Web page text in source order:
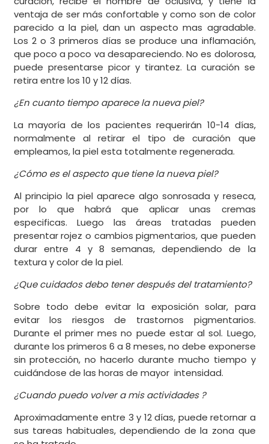
ventaja de ser más confortable y como son de color
parecido a la piel, dan un aspecto mas agradable.
Los 2 o 3 primeros días se produce una inflamación,
que poco a poco va desapareciendo. No es dolorosa,
puede presentarse picor y tirantez. La curación se
retira entre los 10 y 12 días.
¿En cuanto tiempo aparece la nueva piel?
La mayoría de los pacientes requerirán 10-14 días,
normalmente al retirar el tipo de curación que
empleamos, la piel esta totalmente regenerada.
¿Cómo es el aspecto que tiene la nueva piel?
Al principio la piel aparece algo sonrosada y reseca,
por lo que habrá que aplicar unas cremas
especificas. Luego las áreas tratadas pueden
presentar rojez o cambios pigmentarios, que pueden
durar entre 4 y 8 semanas, dependiendo de la
textura y color de la piel.
¿Que cuidados debo tener después del tratamiento?
Sobre todo debe evitar la exposición solar, para
evitar los riesgos de trastornos pigmentarios.
Durante el primer mes no puede estar al sol. Luego,
durante los primeros 6 a 8 meses, no debe exponerse
sin protección, no hacerlo durante mucho tiempo y
cuidándose de las horas de mayor intensidad.
¿Cuando puedo volver a mis actividades ?
Aproximadamente entre 3 y 12 días, puede retornar a
sus tareas habituales, dependiendo de la zona que